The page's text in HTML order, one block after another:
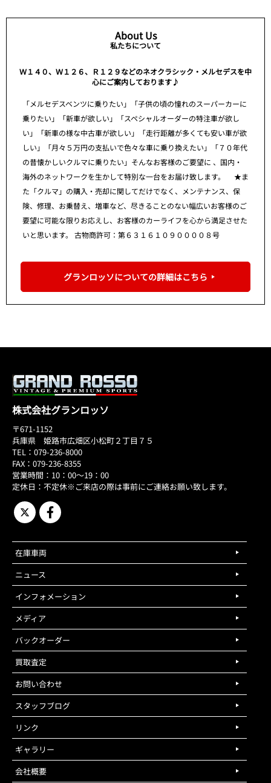
About Us
私たちについて
Ｗ１４０、Ｗ１２６、Ｒ１２９などのネオクラシック・メルセデスを中
心にご案内しております♪
「メルセデスベンツに乗りたい」「子供の頃の憧れのスーパーカーに
乗りたい」「新車が欲しい」「スペシャルオーダーの特注車が欲し
い」「新車の様な中古車が欲しい」「走行距離が多くても安い車が欲
しい」「月々５万円の支払いで色々な車に乗り換えたい」「７０年代
の昔懐かしいクルマに乗りたい」そんなお客様のご要望に 、国内・
海外のネットワークを生かして特別な一台をお届け致します。 ★ま
た「クルマ」の購入・売却に関してだけでなく、メンテナンス、保
険、修理、お乗替え、増車など、尽きることのない幅広いお客様のご
要望に可能な限りお応えし、お客様のカーライフを心から満足させた
いと思います。 古物商許可：第６３１６１０９００００８号
グランロッソについての詳細はこちら
株式会社グランロッソ
〒671-1152
兵庫県 姫路市広畑区小松町２丁目７５
TEL：079-236-8000
FAX：079-236-8355
営業時間：10：00～19：00
定休日：不定休※ご来店の際は事前にご連絡お願い致します。
在庫車両
ニュース
インフォメーション
メディア
バックオーダー
買取査定
お問い合わせ
スタッフブログ
リンク
ギャラリー
会社概要